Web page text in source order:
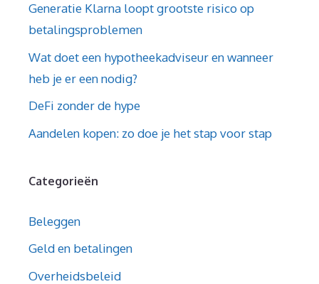
Generatie Klarna loopt grootste risico op
betalingsproblemen
Wat doet een hypotheekadviseur en wanneer
heb je er een nodig?
DeFi zonder de hype
Aandelen kopen: zo doe je het stap voor stap
Categorieën
Beleggen
Geld en betalingen
Overheidsbeleid